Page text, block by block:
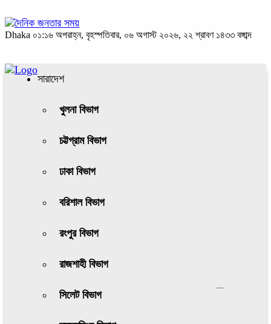
Dhaka ০১:১৬ অপরাহ্ন, বৃহস্পতিবার, ০৬ অগাস্ট ২০২৬, ২২ শ্রাবণ ১৪৩৩ বঙ্গাব্দ
সারাদেশ
খুলনা বিভাগ
চট্টগ্রাম বিভাগ
ঢাকা বিভাগ
বরিশাল বিভাগ
রংপুর বিভাগ
রাজশাহী বিভাগ
সিলেট বিভাগ